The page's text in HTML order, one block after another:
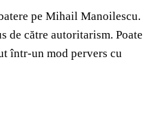
pe Mihail Manoilescu.
de către autoritarism. Poate
într-un mod pervers cu